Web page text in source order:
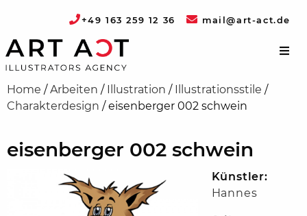
+49 163 259 12 36 mail@art-act.de
Home /Arbeiten / Illustration / Illustrationsstile /
Charakterdesign /eisenberger 002 schwein
eisenberger 002 schwein
Künstler:
Hannes